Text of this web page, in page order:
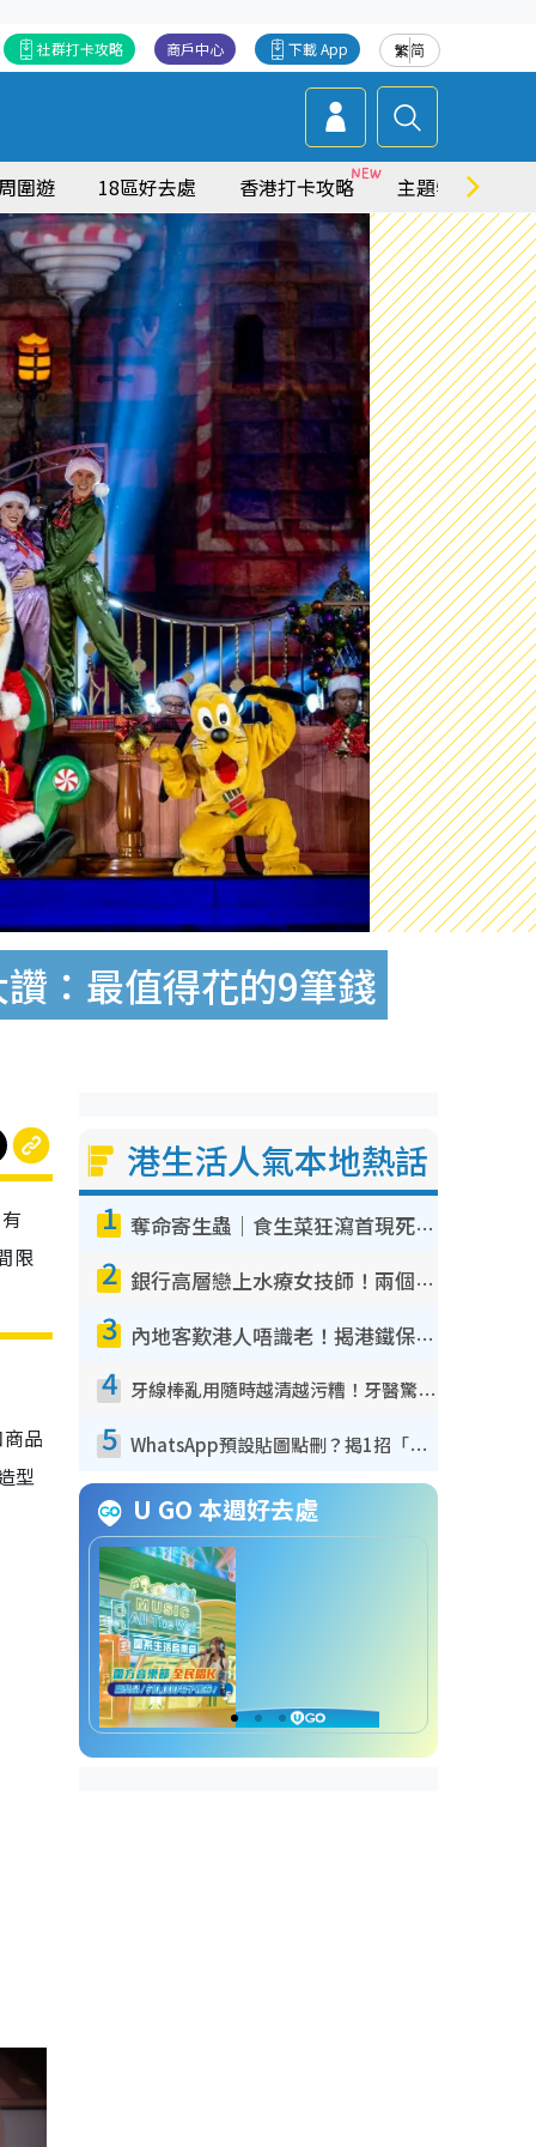
繁简
下載 App
商戶中心
社群打卡攻略
圍遊 18區好去處 香港打卡攻略 主題特集
：最值得花的9筆錢
限
品
型
港生活人氣本地熱話
1 奪命寄生蟲｜食生菜狂瀉首現死者！疫潮惡化錄1.8萬宗病例 揭洗菜3大謬誤
2 銀行高層戀上水療女技師！兩個月借128萬驚覺「沉船」沉落火海 揭背後疑似邪教操控賣淫
3 內地客歎港人唔識老！揭港鐵保鮮級冷氣 港人求放過：咪投訴
4 牙線棒亂用隨時越清越污糟！牙醫驚揭盲目過戶細菌恐致蛀牙：呢種先係日常真保養
5 WhatsApp預設貼圖點刪？揭1招「反向操作」還原簡潔介面 附3步實測教學
U GO 本週好去處